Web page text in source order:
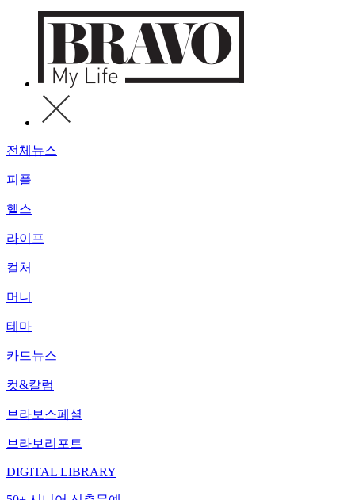
전체뉴스
피플
헬스
라이프
컬처
머니
테마
카드뉴스
컷&칼럼
브라보스페셜
브라보리포트
DIGITAL LIBRARY